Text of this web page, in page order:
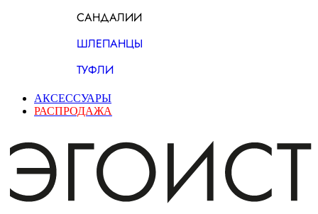
САНДАЛИИ
ШЛЕПАНЦЫ
ТУФЛИ
АКСЕССУАРЫ
РАСПРОДАЖА